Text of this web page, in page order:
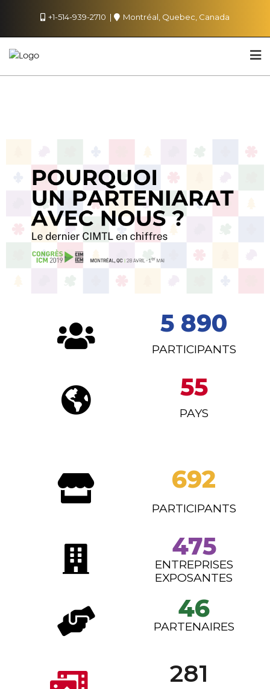
+1-514-939-2710 Montréal, Quebec, Canada
5 890
PARTICIPANTS
55
PAYS
692
PARTICIPANTS
475
ENTREPRISES
EXPOSANTES
46
PARTENAIRES
281